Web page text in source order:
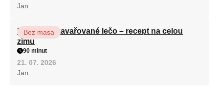
Jan
Babiččino zavařované lečo – recept na celou
zimu
Bez masa
90 minut
21. 07. 2026
Jan